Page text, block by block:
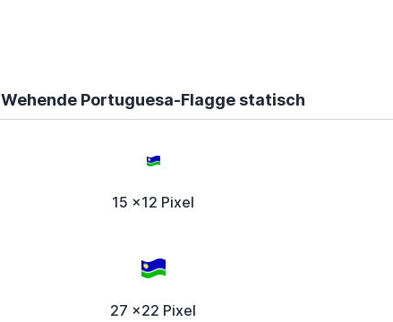
Wehende Portuguesa-Flagge statisch
15 x12 Pixel
27 x22 Pixel